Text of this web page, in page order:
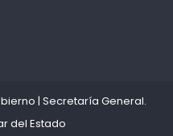
| Secretaría General.
del Estado